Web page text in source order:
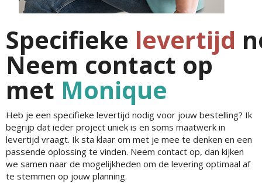
Specifieke levertijd
Neem contact op
met Monique
Heb je een specifieke levertijd nodig voor jouw bestelling? Ik
begrijp dat ieder project uniek is en soms maatwerk in
levertijd vraagt. Ik sta klaar om met je mee te denken en een
passende oplossing te vinden. Neem contact op, dan kijken
we samen naar de mogelijkheden om de levering optimaal af
te stemmen op jouw planning.